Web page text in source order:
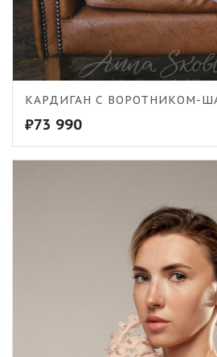
КАРДИГАН С ВОРОТНИКОМ-
₽73 990